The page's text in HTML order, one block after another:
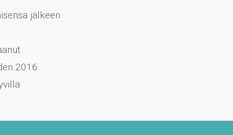
jälkeen
2016.